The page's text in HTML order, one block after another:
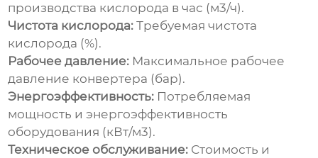
производства кислорода в час (м3/ч).
Чистота кислорода: Требуемая чистота
кислорода (%).
Рабочее давление: Максимальное рабочее
давление конвертера (бар).
Энергоэффективность: Потребляемая
мощность и энергоэффективность
оборудования (кВт/м3).
Техническое обслуживание: Стоимость и